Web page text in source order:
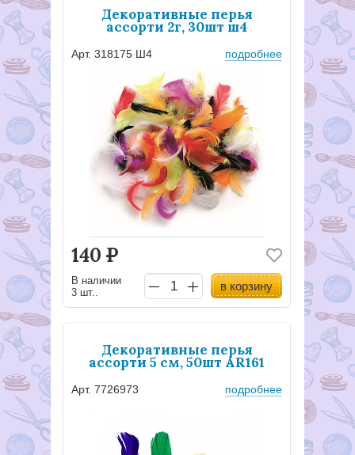
Декоративные перья
ассорти 2г, 30шт ш4
Арт. 318175 Ш4 подробнее
140 Р
В наличии
3 шт..
в корзину
Декоративные перья
ассорти 5 см, 50шт AR161
Арт. 7726973 подробнее